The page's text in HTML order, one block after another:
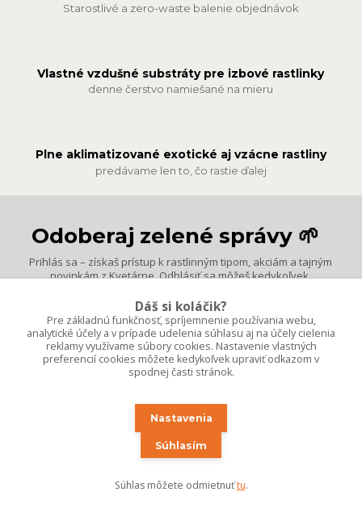
Starostlivé a zero-waste balenie objednávok
Vlastné vzdušné substráty pre izbové rastlinky
denne čerstvo namiešané na mieru
Plne aklimatizované exotické aj vzácne rastliny
predávame len to, čo rastie ďalej
Odoberaj zelené správy 🌱
Prihlás sa – získaš prístup k rastlinným tipom, akciám a tajným
novinkám z Kvetárne. Odhlásiť sa môžeš kedykoľvek.
Prihlásiť sa
Súhlasím sospracovaním osobných údajovza účelom zasielania
newslettera.
Dáš si koláčik?
Pre základnú funkčnosť, spríjemnenie používania webu,
analytické účely a v prípade udelenia súhlasu aj na účely cielenia
reklamy využívame súbory cookies. Nastavenie vlastných
preferencií cookies môžete kedykoľvek upraviť odkazom v
spodnej časti stránok.
Nastavenia
Súhlasím
Súhlas môžete odmietnuťtu.